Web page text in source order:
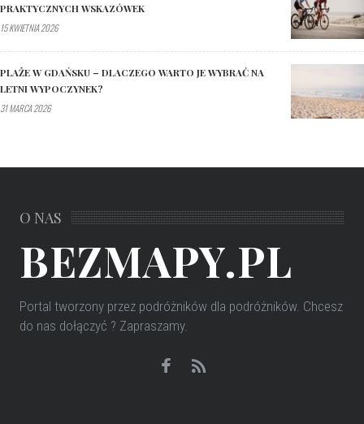
PRAKTYCZNYCH WSKAZÓWEK
15 KWIETNIA 2026
PLAŻE W GDAŃSKU – DLACZEGO WARTO JE WYBRAĆ NA
LETNI WYPOCZYNEK?
31 MARCA 2026
O NAS
BEZMAPY.PL
Portal tworzony przez podróżników dla podróżników. Chcesz
do nas dołączyć ? Zapraszamy.